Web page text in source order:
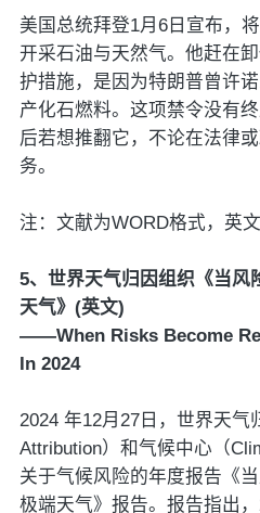
美国总统拜登1月6日宣布，
开采石油与天然气。他赶在
护措施，是因为特朗普曾许
产化石燃料。这项禁令没有
后若想推翻它，不论在法律
务。
注：文献为WORD格式，英文
5、世界天气归因组织《当风
天气》(英文)
——When Risks Become
In 2024
2024 年12月27日，世界天气
Attribution）和气候中心（
关于气候风险的年度报告《
极端天气》报告。报告指出